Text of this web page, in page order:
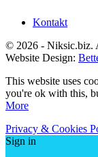
Kontakt
© 2026 - Niksic.biz.
Website Design:
This website uses
you're ok with this,
More
Privacy & Cookies
Sign in